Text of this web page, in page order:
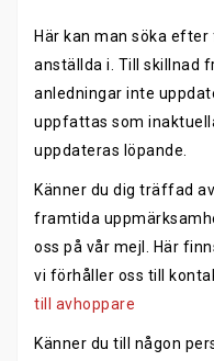
Här kan man söka
anställda i. Till skillnad
anledningar inte
uppfattas som
uppdateras löpande.
Känner du dig träffad
framtida
oss på vår mejl. Här
vi förhåller oss till
till avhoppare
Känner du till någon